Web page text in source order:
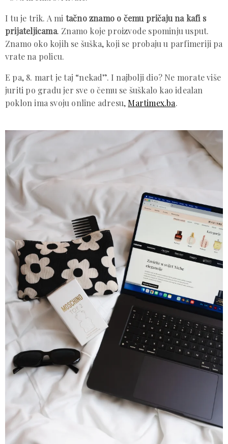
I tu je trik. A mi tačno znamo o čemu pričaju na kafi s
prijateljicama. Znamo koje proizvode spominju usput.
Znamo oko kojih se šuška, koji se probaju u parfimeriji pa
vrate na policu.
E pa, 8. mart je taj “nekad”. I najbolji dio? Ne morate više
juriti po gradu jer sve o čemu se šuškalo kao idealan
poklon ima svoju online adresu, Martimex.ba.